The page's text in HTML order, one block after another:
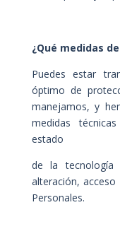
¿Qué medidas
Puedes estar
óptimo de
manejamos, y
medidas
estado
de la tecnología
alteración,
Personales.